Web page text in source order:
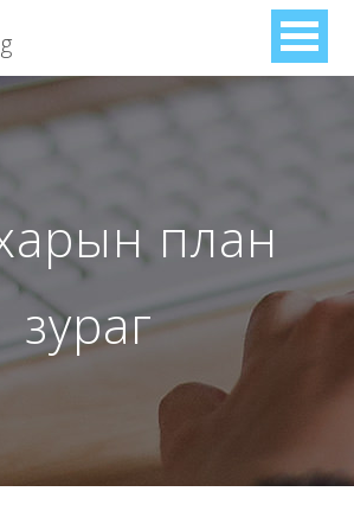
план
зураг